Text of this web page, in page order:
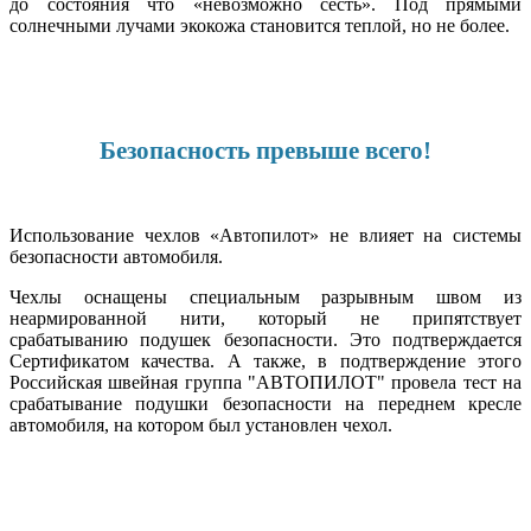
до состояния что «невозможно сесть». Под прямыми
солнечными лучами экокожа становится теплой, но не более.
Безопасность превыше всего!
Использование чехлов «Автопилот» не влияет на системы
безопасности автомобиля.
Чехлы оснащены специальным разрывным швом из
неармированной нити, который не припятствует
срабатыванию подушек безопасности. Это подтверждается
Сертификатом качества. А также, в подтверждение этого
Российская швейная группа "АВТОПИЛОТ" провела тест на
срабатывание подушки безопасности на переднем кресле
автомобиля, на котором был установлен чехол.